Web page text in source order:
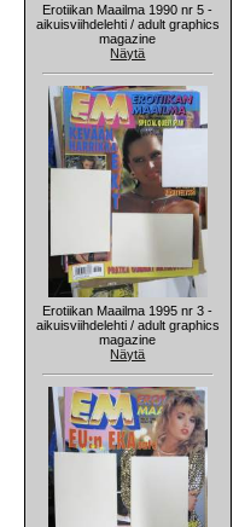
Erotiikan Maailma 1990 nr 5 -
aikuisviihdelehti / adult graphics
magazine
Näytä
Erotiikan Maailma 1995 nr 3 -
aikuisviihdelehti / adult graphics
magazine
Näytä